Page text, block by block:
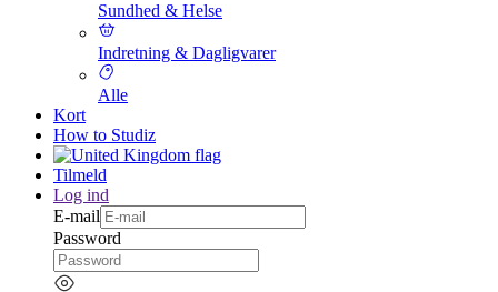
Sundhed & Helse
Indretning & Dagligvarer
Alle
Kort
How to Studiz
Tilmeld
Log ind
E-mail
Password